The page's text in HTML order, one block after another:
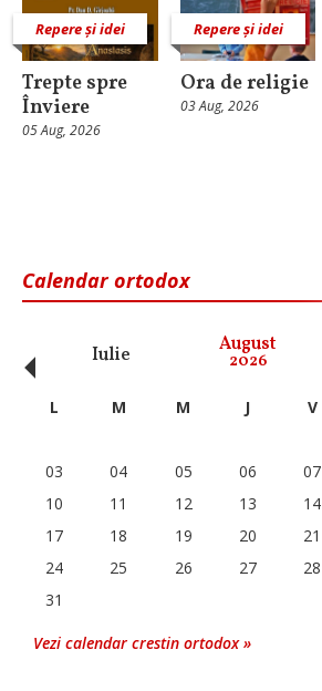
Repere și idei
Trepte spre
Înviere
05 Aug, 2026
Repere și idei
Ora de religie
03 Aug, 2026
Calendar ortodox
Iulie August
2026
‹ L M M J V
03
04 05 06 07
10
11 12 13 14
17
18 19 20 21
24
25 26 27 28
31
Vezi calendar crestin ortodox »